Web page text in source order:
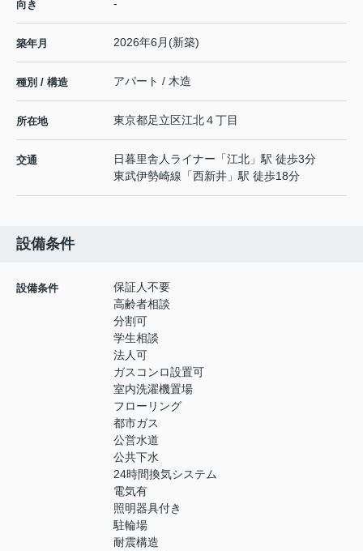
向き -
築年月 2026年6月(新築)
種別 / 構造 アパート / 木造
所在地 東京都足立区江北４丁目
交通 日暮里舎人ライナー 「江北 」駅 徒歩3分
東武伊勢崎線 「西新井 」駅 徒歩18分
設備条件
設備条件
保証人不要
高齢者相談
分割可
学生相談
法人可
ガスコンロ設置可
室内洗濯機置場
フローリング
都市ガス
公営水道
公共下水
24時間換気システム
電気有
照明器具付き
駐輪場
耐震構造